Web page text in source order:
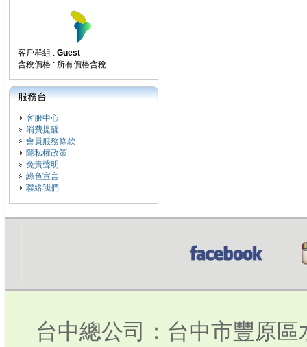
客戶群組 : Guest
含稅價格 : 所有價格含稅
服務台
客服中心
消費提醒
會員服務條款
隱私權政策
免責聲明
綠色宣言
聯絡我們
台中總公司：台中市豐原